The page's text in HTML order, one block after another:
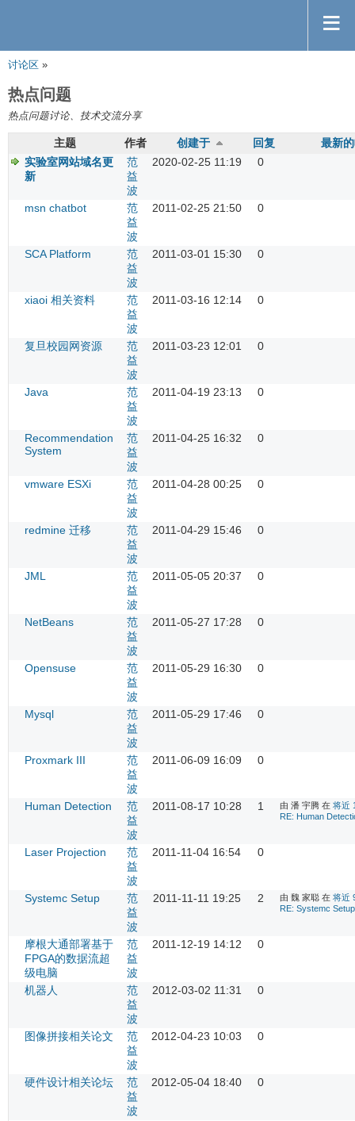
讨论区 »
热点问题
热点问题讨论、技术交流分享
主题 作者 创建于 回复
最新
实验室网站域名更
新
范
益
波
2020-02-25 11:19 0
msn chatbot
范
益
波
2011-02-25 21:50 0
SCA Platform
范
益
波
2011-03-01 15:30 0
xiaoi 相关资料
范
益
波
2011-03-16 12:14 0
复旦校园网资源
范
益
波
2011-03-23 12:01 0
Java
范
益
波
2011-04-19 23:13 0
Recommendation
System
范
益
波
2011-04-25 16:32 0
vmware ESXi
范
益
波
2011-04-28 00:25 0
redmine 迁移
范
益
波
2011-04-29 15:46 0
JML
范
益
波
2011-05-05 20:37 0
NetBeans
范
益
波
2011-05-27 17:28 0
Opensuse
范
益
波
2011-05-29 16:30 0
Mysql
范
益
波
2011-05-29 17:46 0
Proxmark III
范
益
波
2011-06-09 16:09 0
Human Detection
范
益
波
2011-08-17 10:28 1 由 潘 宇腾 在 将近
RE: Human
Laser Projection
范
益
波
2011-11-04 16:54 0
Systemc Setup
范
益
波
2011-11-11 19:25 2 由 魏 家聪 在 将近
RE: Systemc Setup
摩根大通部署基于
FPGA的数据流超
级电脑
范
益
波
2011-12-19 14:12 0
机器人
范
益
波
2012-03-02 11:31 0
图像拼接相关论文
范
益
波
2012-04-23 10:03 0
硬件设计相关论坛
范
益
波
2012-05-04 18:40 0